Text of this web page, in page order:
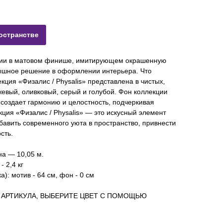
в матовом финише, имитирующем окрашенную
решение в оформлении интерьера. Что
«Физалис / Physalis» представлена в чистых,
оливковый, серый и голубой. Фон коллекции
гармонию и целостность, подчеркивая
«Физалис / Physalis» — это искусный элемент
современного уюта в пространство, привнести
— 10,05 м.
2,4 кг
мотив - 64 см, фон - 0 см
ВЫБЕРИТЕ ЦВЕТ С ПОМОЩЬЮ